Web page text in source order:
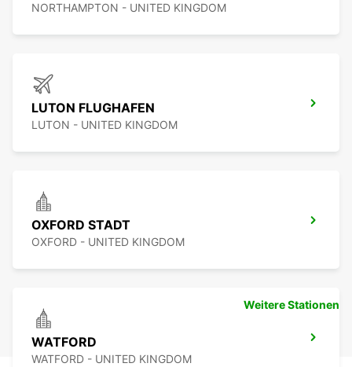
NORTHAMPTON - UNITED KINGDOM
LUTON FLUGHAFEN
LUTON - UNITED KINGDOM
OXFORD STADT
OXFORD - UNITED KINGDOM
WATFORD
WATFORD - UNITED KINGDOM
Weitere Stationen